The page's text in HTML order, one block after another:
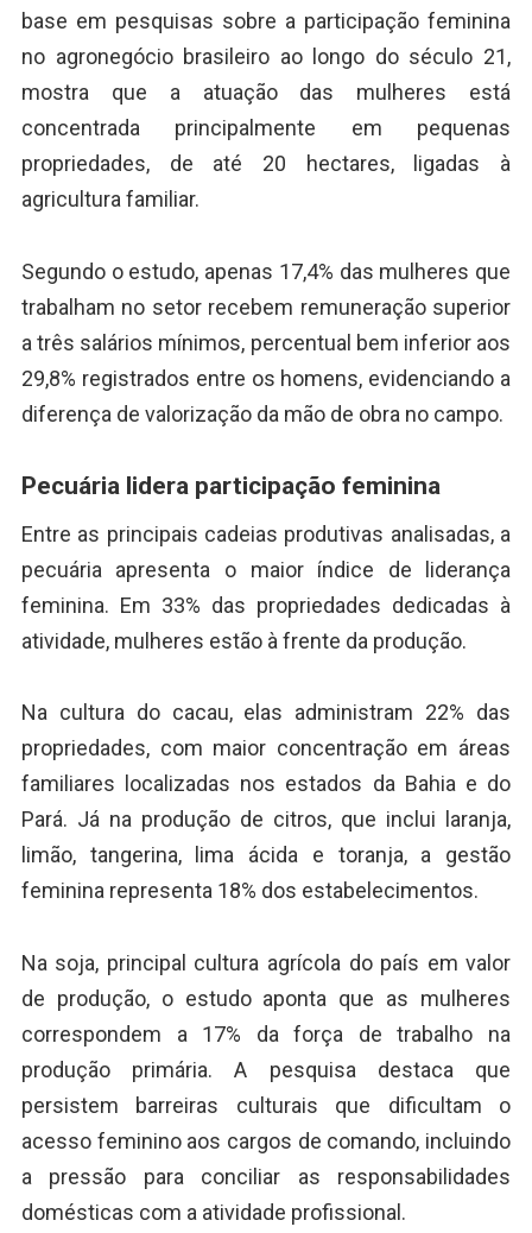
base em pesquisas sobre a participação feminina
no agronegócio brasileiro ao longo do século 21,
mostra que a atuação das mulheres está
concentrada principalmente em pequenas
propriedades, de até 20 hectares, ligadas à
agricultura familiar.
Segundo o estudo, apenas 17,4% das mulheres que
trabalham no setor recebem remuneração superior
a três salários mínimos, percentual bem inferior aos
29,8% registrados entre os homens, evidenciando a
diferença de valorização da mão de obra no campo.
Pecuária lidera participação feminina
Entre as principais cadeias produtivas analisadas, a
pecuária apresenta o maior índice de liderança
feminina. Em 33% das propriedades dedicadas à
atividade, mulheres estão à frente da produção.
Na cultura do cacau, elas administram 22% das
propriedades, com maior concentração em áreas
familiares localizadas nos estados da Bahia e do
Pará. Já na produção de citros, que inclui laranja,
limão, tangerina, lima ácida e toranja, a gestão
feminina representa 18% dos estabelecimentos.
Na soja, principal cultura agrícola do país em valor
de produção, o estudo aponta que as mulheres
correspondem a 17% da força de trabalho na
produção primária. A pesquisa destaca que
persistem barreiras culturais que dificultam o
acesso feminino aos cargos de comando, incluindo
a pressão para conciliar as responsabilidades
domésticas com a atividade profissional.